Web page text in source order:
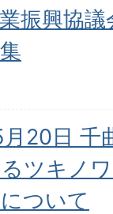
振興協議
20日 千
ツキノ
ついて